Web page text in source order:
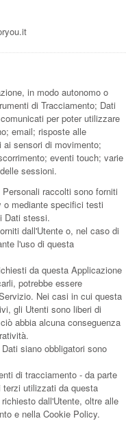
in modo autonomo o
di Tracciamento; Dati
per poter utilizzare
email; risposte alle
sensori di movimento;
eventi touch; varie
sessioni.
raccolti sono forniti
o mediante specifici testi
Dati stessi.
dall'Utente o, nel caso di
l'uso di questa
da questa Applicazione
potrebbe essere
Nei casi in cui questa
gli Utenti sono liberi di
abbia alcuna conseguenza
siano obbligatori sono
di tracciamento - da parte
utilizzati da questa
dall'Utente, oltre alle
e nella Cookie Policy.